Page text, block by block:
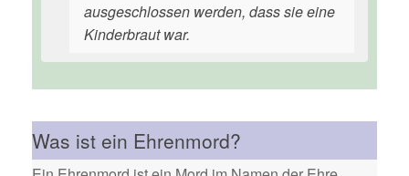
ausgeschlossen werden, dass sie eine
Kinderbraut war.
Was ist ein Ehrenmord?